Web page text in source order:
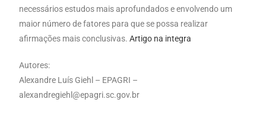
necessários estudos mais aprofundados e envolvendo um
maior número de fatores para que se possa realizar
afirmações mais conclusivas.Artigo na integra
Autores:
Alexandre Luís Giehl – EPAGRI –
alexandregiehl@epagri.sc.gov.br